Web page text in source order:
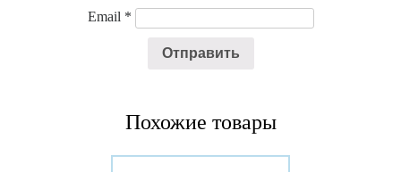
Email *
Похожие товары